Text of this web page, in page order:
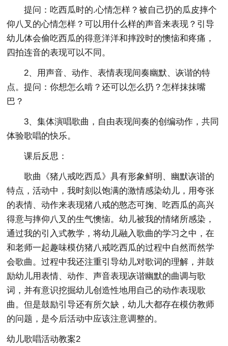
提问：吃西瓜时的.心情怎样？被自己扔的瓜皮摔个
仰八叉的心情怎样？可以用什么样的声音来表现？引导
幼儿体会偷吃西瓜的得意洋洋和摔跤时的懊恼和疼痛，
四拍连音的表现可以不同。
2、用声音、动作、表情表现间奏幽默、诙谐的特
点。提问：你想怎么啃？还可以怎么扔？怎样抹抹嘴
巴？
3、集体演唱歌曲，自由表现间奏的创编动作，共同
体验歌唱的快乐。
课后反思：
歌曲《猪八戒吃西瓜》具有形象鲜明、幽默诙谐的
特点，活动中，我时刻以饱满的激情感染幼儿，用夸张
的表情、动作来表现猪八戒的憨态可掬、吃西瓜的高兴
得意与摔仰八叉的生气懊恼。幼儿被我的情绪所感染，
通过我的引入式教学，将幼儿融入歌曲的学习之中，在
和老师一起趣味模仿猪八戒吃西瓜的过程中自然而然学
会歌曲。过程中我还注重引导幼儿对歌词的理解，并鼓
励幼儿用表情、动作、声音表现诙谐幽默的曲调与歌
词，并有意识挖掘幼儿创造性地用自己的动作表现歌
曲。但是鼓励引导还有所欠缺，幼儿大都存在模仿教师
的问题，是今后活动中应该注意调整的。
幼儿歌唱活动教案2